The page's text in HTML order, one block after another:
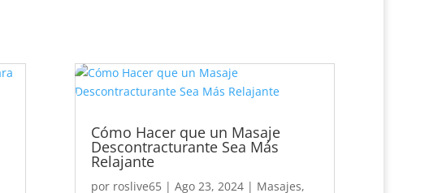
Cómo Hacer que un Masaje
Descontracturante Sea Más
Relajante
por roslive65| Ago 23, 2024| Masajes,